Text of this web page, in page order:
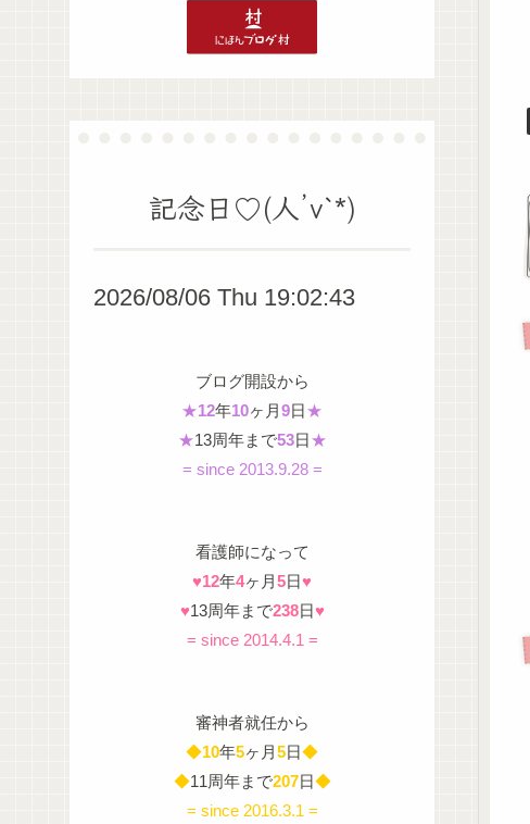
記念日♡(人’v`*)
2026/08/06 Thu 19:02:44
ブログ開設から
★12年10ヶ月9日★
★13周年まで53日★
= since 2013.9.28 =
看護師になって
♥12年4ヶ月5日♥
♥13周年まで238日♥
= since 2014.4.1 =
審神者就任から
◆10年5ヶ月5日◆
◆11周年まで207日◆
= since 2016.3.1 =